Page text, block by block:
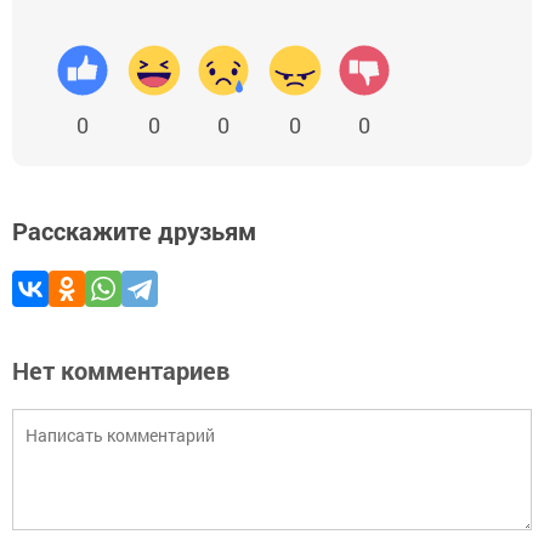
0 0 0 0 0
Расскажите друзьям
Нет комментариев